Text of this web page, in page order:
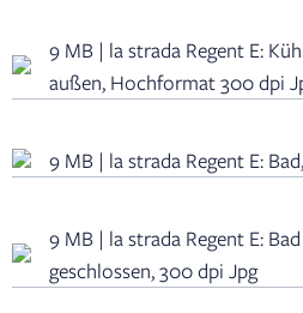
9 MB | la strada Regent E:
außen, Hochformat 300 dpi
9 MB | la strada Regent E:
9 MB | la strada Regent E:
geschlossen, 300 dpi Jpg